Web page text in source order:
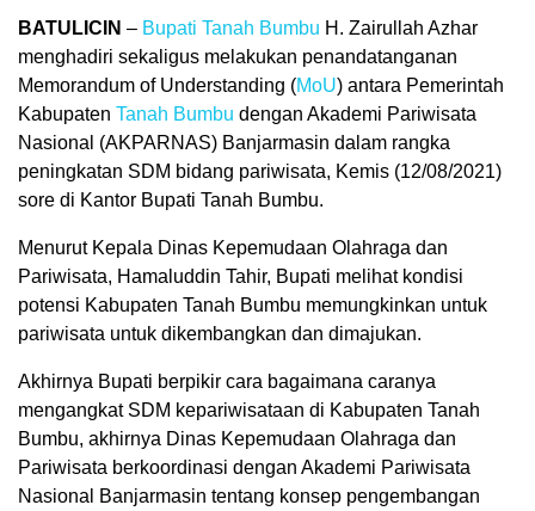
BATULICIN – Bupati Tanah Bumbu H. Zairullah Azhar
menghadiri sekaligus melakukan penandatanganan
Memorandum of Understanding (MoU) antara Pemerintah
Kabupaten Tanah Bumbu dengan Akademi Pariwisata
Nasional (AKPARNAS) Banjarmasin dalam rangka
peningkatan SDM bidang pariwisata, Kemis (12/08/2021)
sore di Kantor Bupati Tanah Bumbu.
Menurut Kepala Dinas Kepemudaan Olahraga dan
Pariwisata, Hamaluddin Tahir, Bupati melihat kondisi
potensi Kabupaten Tanah Bumbu memungkinkan untuk
pariwisata untuk dikembangkan dan dimajukan.
Akhirnya Bupati berpikir cara bagaimana caranya
mengangkat SDM kepariwisataan di Kabupaten Tanah
Bumbu, akhirnya Dinas Kepemudaan Olahraga dan
Pariwisata berkoordinasi dengan Akademi Pariwisata
Nasional Banjarmasin tentang konsep pengembangan